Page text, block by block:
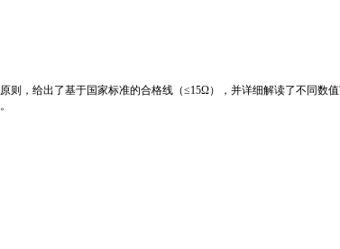
，给出了基于国家标准的合格线（≤15Ω），并详细解读了不同数